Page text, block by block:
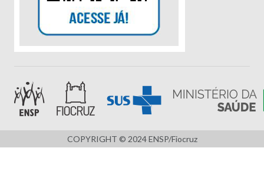
COPYRIGHT © 2024 ENSP/Fiocruz